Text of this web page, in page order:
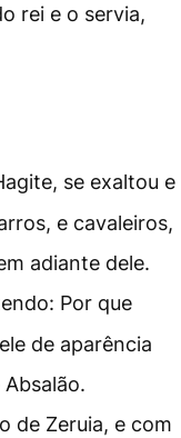
rei e o servia,
se exaltou e
e cavaleiros,
adiante dele.
Por que
de aparência
de Zeruia, e com